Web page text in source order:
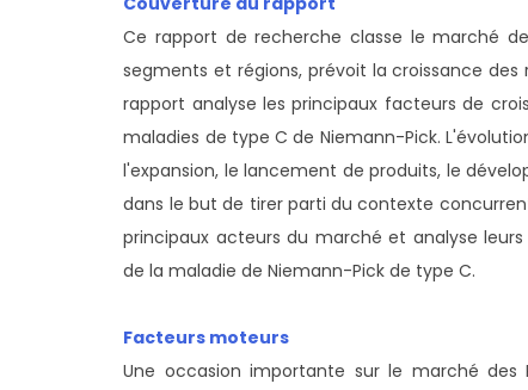
Ce rapport de recherche classe le marché
segments et régions, prévoit la croissance
rapport analyse les principaux facteurs de
maladies de type C de Niemann-Pick.
l'expansion, le lancement de produits, le
dans le but de tirer parti du contexte
principaux acteurs du marché et analyse
de la maladie de Niemann-Pick de type C.
Facteurs moteurs
Une occasion importante sur le marché